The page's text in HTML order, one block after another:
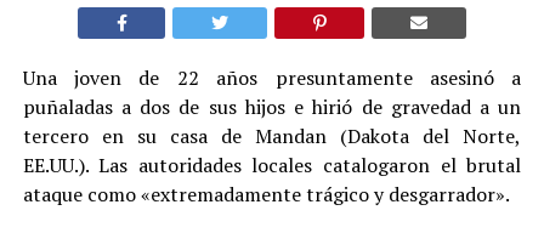
Una joven de 22 años presuntamente asesinó a
puñaladas a dos de sus hijos e hirió de gravedad a un
tercero en su casa de Mandan (Dakota del Norte,
EE.UU.). Las autoridades locales catalogaron el brutal
ataque como «extremadamente trágico y desgarrador».